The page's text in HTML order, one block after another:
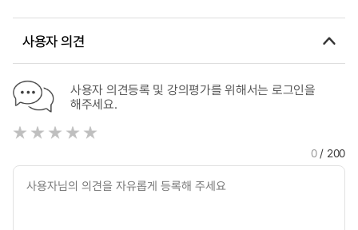
Economic Outcomes in Kyrgyzstan
사용자 의견
사용자 의견등록 및 강의평가를 위해서는 로그인을
해주세요.
0/ 200